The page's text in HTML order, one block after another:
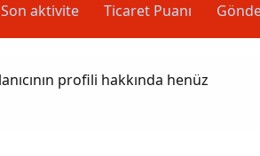
Son aktivite Ticaret Puanı
profili hakkında henüz